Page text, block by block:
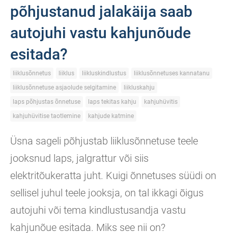
põhjustanud jalakäija saab
autojuhi vastu kahjunõude
esitada?
liiklusõnnetus liiklus liikluskindlustus
liiklusõnnetuses kannatanu
liiklusõnnetuse asjaolude selgitamine
liikluskahju
laps põhjustas õnnetuse
laps tekitas kahju
kahjuhüvitis
kahjuhüvitise taotlemine
kahjude katmine
Üsna sageli põhjustab liiklusõnnetuse teele
jooksnud laps, jalgrattur või siis
elektritõukeratta juht. Kuigi õnnetuses süüdi on
sellisel juhul teele jooksja, on tal ikkagi õigus
autojuhi või tema kindlustusandja vastu
kahjunõue esitada. Miks see nii on?